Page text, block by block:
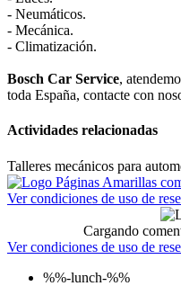
- Neumáticos.
- Mecánica.
- Climatización.
Bosch Car Service,
toda España, contacte con
Actividades relacionadas
Talleres mecánicos para
Ver condiciones de uso de
Cargando
Ver condiciones de uso de
%%-lunch-%%